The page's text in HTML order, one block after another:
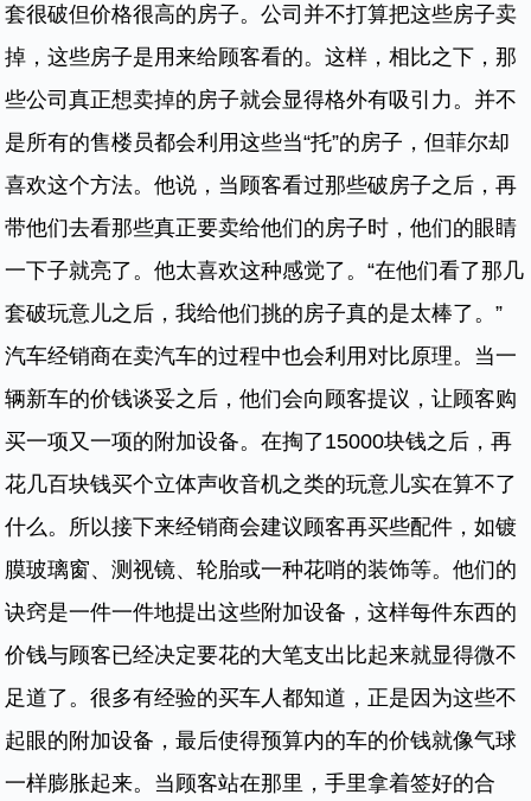
套很破但价格很高的房子。公司并不打算把这些房子卖
掉，这些房子是用来给顾客看的。这样，相比之下，那
些公司真正想卖掉的房子就会显得格外有吸引力。并不
是所有的售楼员都会利用这些当“托”的房子，但菲尔却
喜欢这个方法。他说，当顾客看过那些破房子之后，再
带他们去看那些真正要卖给他们的房子时，他们的眼睛
一下子就亮了。他太喜欢这种感觉了。“在他们看了那几
套破玩意儿之后，我给他们挑的房子真的是太棒了。”
汽车经销商在卖汽车的过程中也会利用对比原理。当一
辆新车的价钱谈妥之后，他们会向顾客提议，让顾客购
买一项又一项的附加设备。在掏了15000块钱之后，再
花几百块钱买个立体声收音机之类的玩意儿实在算不了
什么。所以接下来经销商会建议顾客再买些配件，如镀
膜玻璃窗、测视镜、轮胎或一种花哨的装饰等。他们的
诀窍是一件一件地提出这些附加设备，这样每件东西的
价钱与顾客已经决定要花的大笔支出比起来就显得微不
足道了。很多有经验的买车人都知道，正是因为这些不
起眼的附加设备，最后使得预算内的车的价钱就像气球
一样膨胀起来。当顾客站在那里，手里拿着签好的合